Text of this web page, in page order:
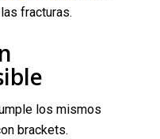
fracturas.
los mismos
brackets.